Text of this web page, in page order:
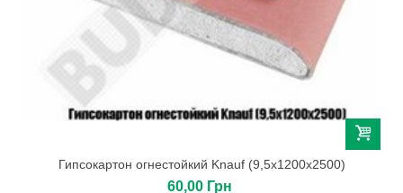
Гипсокартон огнестойкий Knauf (9,5х1200х2500)
60,00 Грн